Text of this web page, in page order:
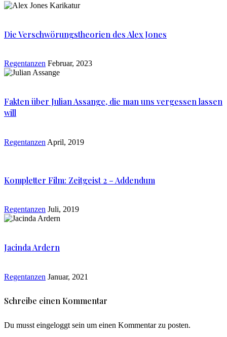
Die Verschwörungstheorien des Alex Jones
Regentanzen Februar, 2023
Fakten über Julian Assange, die man uns vergessen lassen
will
Regentanzen April, 2019
Kompletter Film: Zeitgeist 2 – Addendum
Regentanzen Juli, 2019
Jacinda Ardern
Regentanzen Januar, 2021
Schreibe einen Kommentar
Du musst eingeloggt sein um einen Kommentar zu posten.